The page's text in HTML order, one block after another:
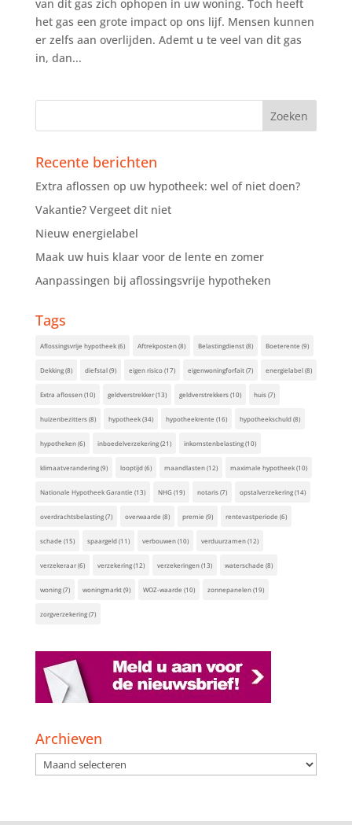
van dit gas zich ophopen in uw woning. Toch heeft
het gas een grote impact op ons lijf. Mensen kunnen
er zelfs aan overlijden. Ademt u te veel van dit gas
in, dan...
Recente berichten
Extra aflossen op uw hypotheek: wel of niet doen?
Vakantie? Vergeet dit niet
Nieuw energielabel
Maak uw huis klaar voor de lente en zomer
Aanpassingen bij aflossingsvrije hypotheken
Tags
Aflossingsvrije hypotheek(6) Aftrekposten(8) Belastingdienst(8) Boeterente (9)
Dekking(8) diefstal(9) eigen risico(17) eigenwoningforfait(7) energielabel(8)
Extra aflossen(10) geldverstrekker(13) geldverstrekkers(10) huis(7)
huizenbezitters(8) hypotheek(34) hypotheekrente (16) hypotheekschuld(8)
hypotheken(6) inboedelverzekering(21) inkomstenbelasting(10)
klimaatverandering(9) looptijd(6) maandlasten(12) maximale hypotheek(10)
Nationale Hypotheek Garantie (13) NHG(19) notaris(7) opstalverzekering(14)
overdrachtsbelasting(7) overwaarde (8) premie (9) rentevastperiode (6)
schade (15) spaargeld(11) verbouwen(10) verduurzamen(12)
verzekeraar(6) verzekering(12) verzekeringen(13) waterschade (8)
woning(7) woningmarkt(9) WOZ-waarde (10) zonnepanelen(19)
zorgverzekering(7)
Archieven
Archieven